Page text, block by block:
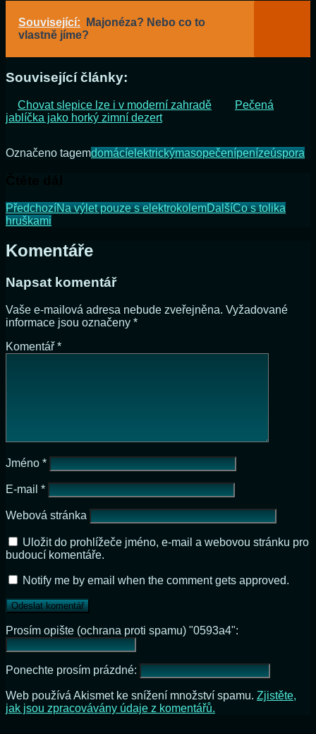
Související:
Majonéza? Nebo co to
vlastně jíme?
Související články:
Chovat slepice lze i v moderní zahradě
Pečená
jablíčka jako horký zimní dezert
Označeno tagemdomácíelektrickýmasopečenípenízeúspora
PředchozíNa výlet pouze s elektrokolemDalšíCo s tolika
hruškami
Komentáře
Napsat komentář
Vaše e-mailová adresa nebude zveřejněna. Vyžadované
informace jsou označeny *
Komentář *
Jméno *
E-mail *
Webová stránka
Uložit do prohlížeče jméno, e-mail a webovou stránku pro
budoucí komentáře.
Notify me by email when the comment gets approved.
Prosím opište (ochrana proti spamu) "0593a4":
Ponechte prosím prázdné:
Web používá Akismet ke snížení množství spamu. Zjistěte,
jak jsou zpracovávány údaje z komentářů.